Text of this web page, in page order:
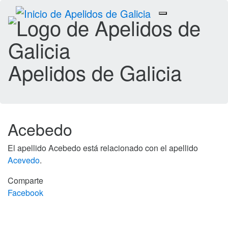
Toggle
navigation
Apelidos de Galicia
Acebedo
El apellido Acebedo está relacionado con el apellido
Acevedo.
Comparte
Facebook